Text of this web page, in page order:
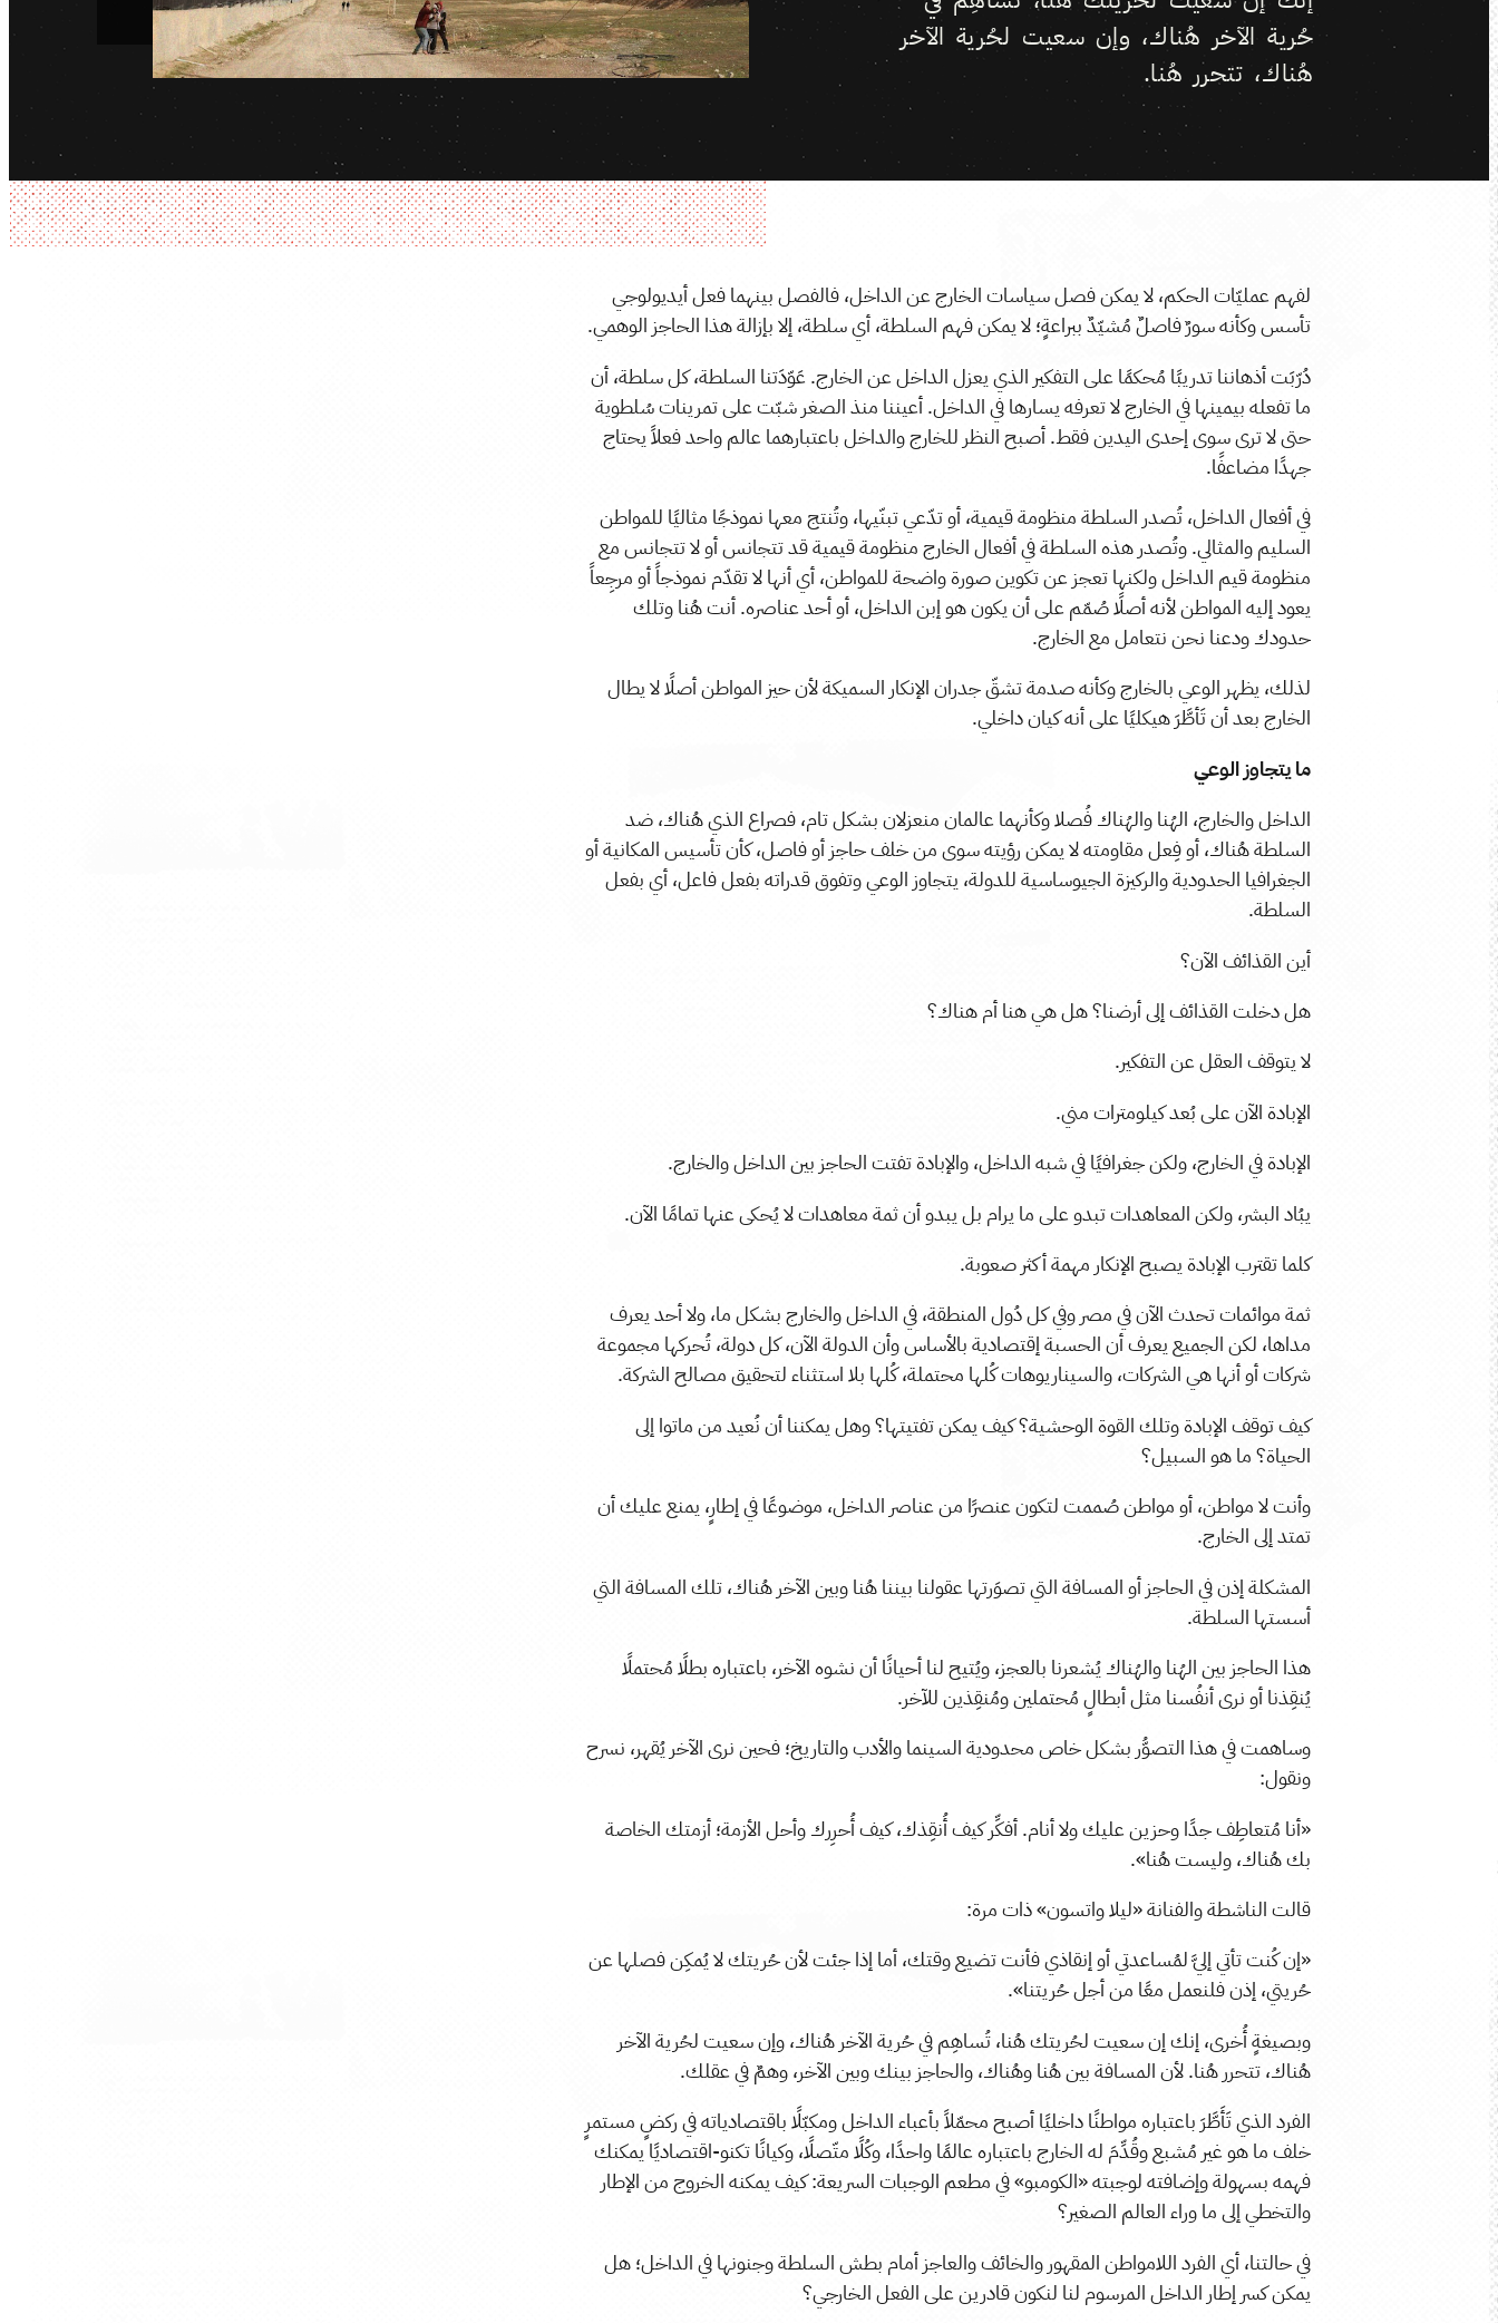
حُرية الآخر هُناك، وإن سعيت لحُرية الآخر
هُناك، تتحرر هُنا.
لفهم عمليّات الحكم، لا يمكن فصل سياسات الخارج عن الداخل، فالفصل بينهما فعل أيديولوجي
تأسس وكأنه سورٌ فاصلٌ مُشيّدٌ ببراعةٍ؛ لا يمكن فهم السلطة، أي سلطة، إلا بإزالة هذا الحاجز الوهمي.
دُرّبَت أذهاننا تدريبًا مُحكمًا على التفكير الذي يعزل الداخل عن الخارج. عَوّدَتنا السلطة، كل سلطة، أن
ما تفعله بيمينها في الخارج لا تعرفه يسارها في الداخل. أعيننا منذ الصغر شبّت على تمرينات سُلطوية
حتى لا ترى سوى إحدى اليدين فقط. أصبح النظر للخارج والداخل باعتبارهما عالم واحد فعلاً يحتاج
جهدًا مضاعفًا.
في أفعال الداخل، تُصدر السلطة منظومة قيمية، أو تدّعي تبنّيها، وتُنتج معها نموذجًا مثاليًا للمواطن
السليم والمثالي. وتُصدر هذه السلطة في أفعال الخارج منظومة قيمية قد تتجانس أو لا تتجانس مع
منظومة قيم الداخل ولكنها تعجز عن تكوين صورة واضحة للمواطن، أي أنها لا تقدّم نموذجاً أو مرجِعاً
يعود إليه المواطن لأنه أصلًا صُمّم على أن يكون هو إبن الداخل، أو أحد عناصره. أنت هُنا وتلك
حدودك ودعنا نحن نتعامل مع الخارج.
لذلك، يظهر الوعي بالخارج وكأنه صدمة تشقّ جدران الإنكار السميكة لأن حيز المواطن أصلًا لا يطال
الخارج بعد أن تَأطَّرَ هيكليًا على أنه كيان داخلي.
ما يتجاوز الوعي
الداخل والخارج، الهُنا والهُناك فُصلا وكأنهما عالمان منعزلان بشكل تام، فصراع الذي هُناك، ضد
السلطة هُناك، أو فِعل مقاومته لا يمكن رؤيته سوى من خلف حاجز أو فاصل، كأن تأسيس المكانية أو
الجغرافيا الحدودية والركيزة الجيوساسية للدولة، يتجاوز الوعي وتفوق قدراته بفعل فاعل، أي بفعل
السلطة.
أين القذائف الآن؟
هل دخلت القذائف إلى أرضنا؟ هل هي هنا أم هناك؟
لا يتوقف العقل عن التفكير.
الإبادة الآن على بُعد كيلومترات مني.
الإبادة في الخارج، ولكن جغرافيًا في شبه الداخل، والإبادة تفتت الحاجز بين الداخل والخارج.
يبُاد البشر، ولكن المعاهدات تبدو على ما يرام بل يبدو أن ثمة معاهدات لا يُحكى عنها تمامًا الآن.
كلما تقترب الإبادة يصبح الإنكار مهمة أكثر صعوبة.
ثمة موائمات تحدث الآن في مصر وفي كل دُول المنطقة، في الداخل والخارج بشكل ما، ولا أحد يعرف
مداها، لكن الجميع يعرف أن الحسبة إقتصادية بالأساس وأن الدولة الآن، كل دولة، تُحركها مجموعة
شركات أو أنها هي الشركات، والسيناريوهات كُلها محتملة، كُلها بلا استثناء لتحقيق مصالح الشركة.
كيف توقف الإبادة وتلك القوة الوحشية؟ كيف يمكن تفتيتها؟ وهل يمكننا أن نُعيد من ماتوا إلى
الحياة؟ ما هو السبيل؟
وأنت لا مواطن، أو مواطن صُممت لتكون عنصرًا من عناصر الداخل، موضوعًا في إطارٍ، يمنع عليك أن
تمتد إلى الخارج.
المشكلة إذن في الحاجز أو المسافة التي تصوَرتها عقولنا بيننا هُنا وبين الآخر هُناك، تلك المسافة التي
أسستها السلطة.
هذا الحاجز بين الهُنا والهُناك يُشعرنا بالعجز، ويُتيح لنا أحيانًا أن نشوه الآخر، باعتباره بطلًا مُحتملًا
يُنقِذنا أو نرى أنفُسنا مثل أبطالٍ مُحتملين ومُنقِذين للآخر.
وساهمت في هذا التصوُّر بشكل خاص محدودية السينما والأدب والتاريخ؛ فحين نرى الآخر يُقهر، نسرح
ونقول:
«أنا مُتعاطِف جدًا وحزين عليك ولا أنام. أفكِّر كيف أُنقِذك، كيف أُحرِرك وأحل الأزمة؛ أزمتك الخاصة
بك هُناك، وليست هُنا».
قالت الناشطة والفنانة «ليلا واتسون» ذات مرة:
«إن كُنت تأتي إليَّ لمُساعدتي أو إنقاذي فأنت تضيع وقتك، أما إذا جئت لأن حُريتك لا يُمكِن فصلها عن
حُريتي، إذن فلنعمل معًا من أجل حُريتنا».
وبصيغةٍ أُخرى، إنك إن سعيت لحُريتك هُنا، تُساهِم في حُرية الآخر هُناك، وإن سعيت لحُرية الآخر
هُناك، تتحرر هُنا. لأن المسافة بين هُنا وهُناك، والحاجز بينك وبين الآخر، وهمٌ في عقلك.
الفرد الذي تَأَطَّرَ باعتباره مواطنًا داخليًا أصبح محمّلاً بأعباء الداخل ومكبّلًا باقتصادياته في ركضٍ مستمرٍ
خلف ما هو غير مُشبع وقُدِّمَ له الخارج باعتباره عالمًا واحدًا، وكُلًا متّصلًا، وكيانًا تكنو-اقتصاديًا يمكنك
فهمه بسهولة وإضافته لوجبته «الكومبو» في مطعم الوجبات السريعة: كيف يمكنه الخروج من الإطار
والتخطي إلى ما وراء العالم الصغير؟
في حالتنا، أي الفرد اللامواطن المقهور والخائف والعاجز أمام بطش السلطة وجنونها في الداخل؛ هل
يمكن كسر إطار الداخل المرسوم لنا لنكون قادرين على الفعل الخارجي؟